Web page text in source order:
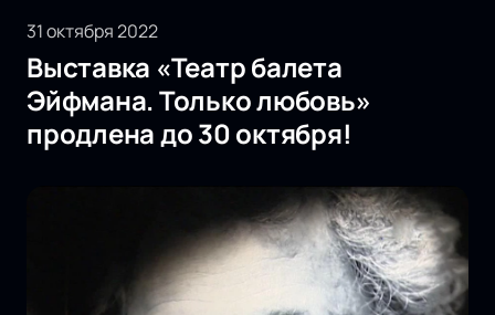
31 октября 2022
Выставка «Театр балета
Эйфмана. Только любовь»
продлена до 30 октября!